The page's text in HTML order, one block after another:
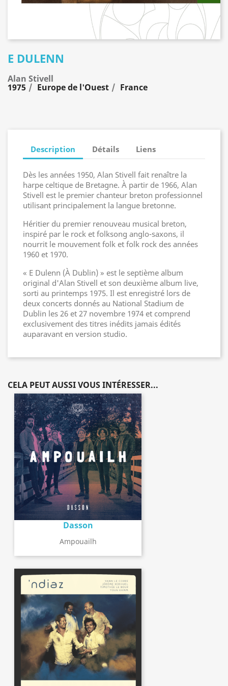
E DULENN
Alan Stivell
1975 Europe de l'Ouest France
Description Détails Liens
Dès les années 1950, Alan Stivell fait renaître la
harpe celtique de Bretagne. À partir de 1966, Alan
Stivell est le premier chanteur breton professionnel
utilisant principalement la langue bretonne.
Héritier du premier renouveau musical breton,
inspiré par le rock et folksong anglo-saxons, il
nourrit le mouvement folk et folk rock des années
1960 et 1970.
« E Dulenn (À Dublin) » est le septième album
original d'Alan Stivell et son deuxième album live,
sorti au printemps 1975. Il est enregistré lors de
deux concerts donnés au National Stadium de
Dublin les 26 et 27 novembre 1974 et comprend
exclusivement des titres inédits jamais édités
auparavant en version studio.
CELA PEUT AUSSI VOUS INTÉRESSER...
Dasson
Ampouailh